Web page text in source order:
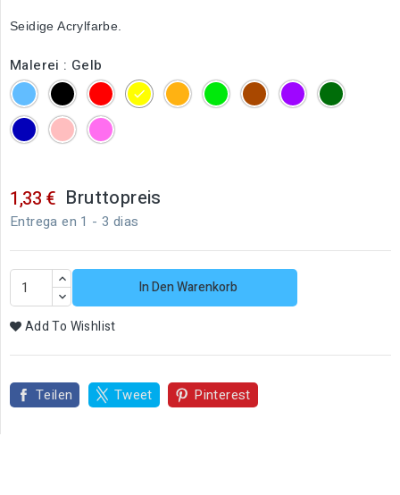
Seidige Acrylfarbe.
Malerei : Gelb
Blau Schwarz
Rot Gelb OrangeGrün BraunMoradoVerde
oscuro
Azul
oscuroCarnePink
1,33 € Bruttopreis
Entrega en 1 - 3 dias
In Den Warenkorb
Add To Wishlist
Teilen Tweet Pinterest